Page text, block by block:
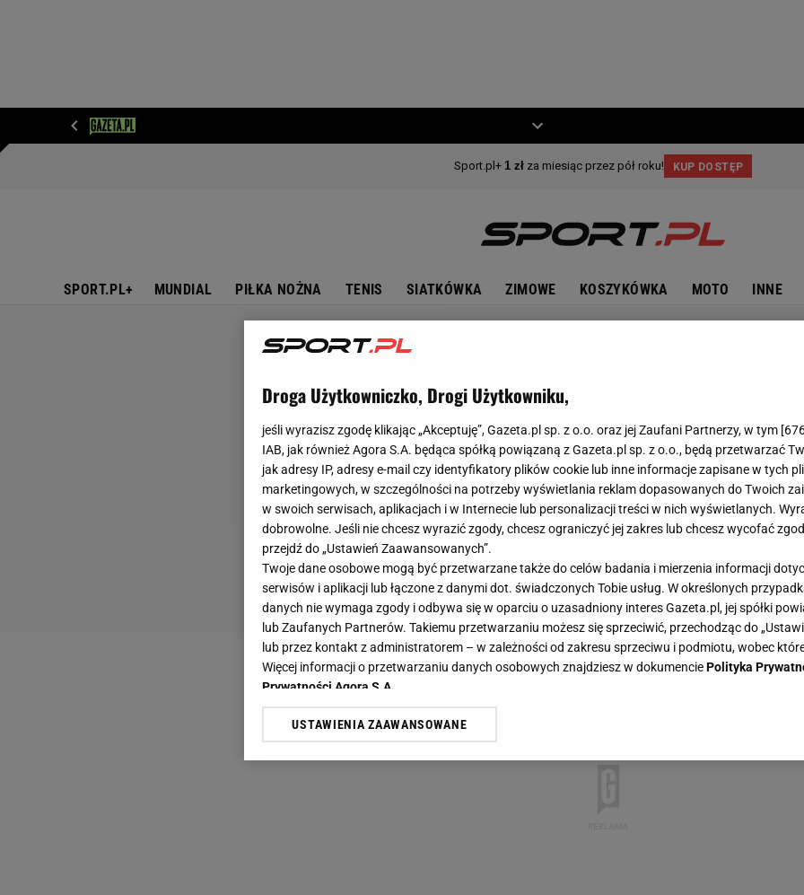
SPORT.PL+ MUNDIAL PIŁKA NOŻNA TENIS SIATKÓWKA ZIMOWE KOSZYKÓWKA MOTO INNE
Droga Użytkowniczko, Drogi Użytkowniku,
jeśli wyrazisz zgodę klikając „Akceptuję”, Gazeta.pl sp. z o.o. oraz jej Zaufani Partnerzy, w tym [
IAB, jak również Agora S.A. będąca spółką powiązaną z Gazeta.pl sp. z o.o., będą przetwarzać
jak adresy IP, adresy e-mail czy identyfikatory plików cookie lub inne informacje zapisane w tych
marketingowych, w szczególności na potrzeby wyświetlania reklam dopasowanych do Twoich
w swoich serwisach, aplikacjach i w Internecie lub personalizacji treści w nich wyświetlanych.
dobrowolne. Jeśli nie chcesz wyrazić zgody, chcesz ograniczyć jej zakres lub chcesz wycofać
przejdź do „Ustawień Zaawansowanych”.
Twoje dane osobowe mogą być przetwarzane także do celów badania i mierzenia informacji
serwisów i aplikacji lub łączone z danymi dot. świadczonych Tobie usług. W określonych
danych nie wymaga zgody i odbywa się w oparciu o uzasadniony interes Gazeta.pl, jej spółki
lub Zaufanych Partnerów. Takiemu przetwarzaniu możesz się sprzeciwić, przechodząc do
lub przez kontakt z administratorem – w zależności od zakresu sprzeciwu i podmiotu, wobec
Więcej informacji o przetwarzaniu danych osobowych znajdziesz w dokumenciePolityka
Prywatności Agora S.A.
Klikając „Akceptuję” wyrażasz też zgodę na zainstalowanie i przechowywanie plików cookie
Zaufanych Partnerów i Agora S.A. na Twoim urządzeniu końcowym. Możesz w każdej chwili
USTAWIENIA ZAAWANSOWANE